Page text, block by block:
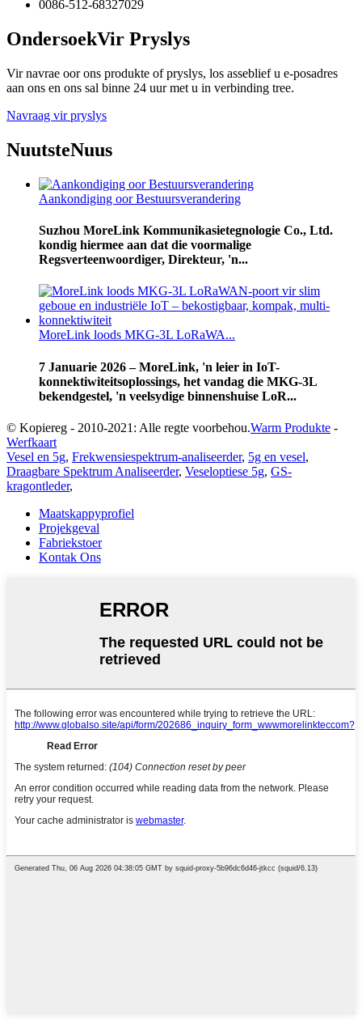
0086-512-68327029
OndersoekVir Pryslys
Vir navrae oor ons produkte of pryslys, los asseblief u e-posadres
aan ons en ons sal binne 24 uur met u in verbinding tree.
Navraag vir pryslys
NuutsteNuus
Aankondiging oor Bestuursverandering
Suzhou MoreLink Kommunikasietegnologie Co., Ltd.
kondig hiermee aan dat die voormalige
Regsverteenwoordiger, Direkteur, 'n...
MoreLink loods MKG-3L LoRaWA...
7 Januarie 2026 – MoreLink, 'n leier in IoT-
konnektiwiteitsoplossings, het vandag die MKG-3L
bekendgestel, 'n veelsydige binnenshuise LoR...
© Kopiereg - 2010-2021: Alle regte voorbehou.Warm Produkte -
Werfkaart
Vesel en 5g, Frekwensiespektrum-analiseerder, 5g en vesel,
Draagbare Spektrum Analiseerder, Veseloptiese 5g, GS-
kragontleder,
Maatskappyprofiel
Projekgeval
Fabriekstoer
Kontak Ons